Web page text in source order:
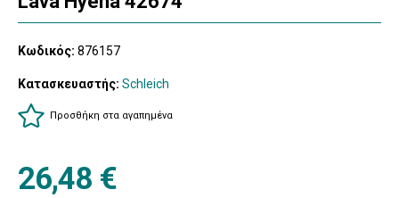
Κωδικός: 876157
Κατασκευαστής: Schleich
Προσθήκη στα αγαπημένα
26,48 €